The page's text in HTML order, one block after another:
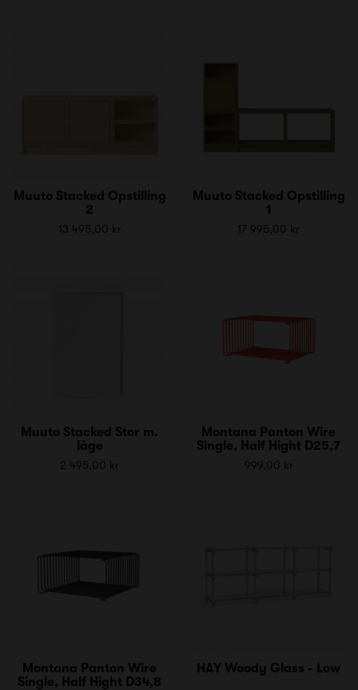
Muuto Stacked Opstilling
2
13 495,00 kr
Muuto Stacked Opstilling
1
17 995,00 kr
Muuto Stacked Stor m.
låge
2 495,00 kr
Montana Panton Wire
Single, Half Hight D25,7
999,00 kr
Montana Panton Wire
Single, Half Hight D34,8
HAY Woody Glass - Low